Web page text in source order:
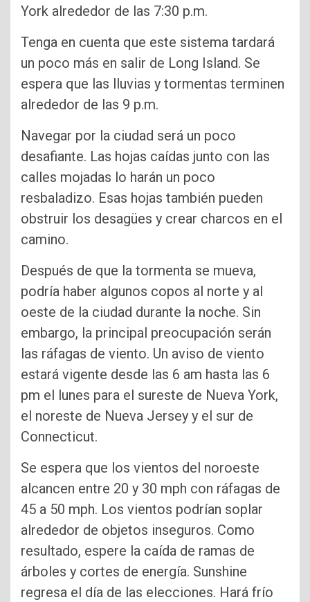
York alrededor de las 7:30 p.m.
Tenga en cuenta que este sistema tardará
un poco más en salir de Long Island. Se
espera que las lluvias y tormentas terminen
alrededor de las 9 p.m.
Navegar por la ciudad será un poco
desafiante. Las hojas caídas junto con las
calles mojadas lo harán un poco
resbaladizo. Esas hojas también pueden
obstruir los desagües y crear charcos en el
camino.
Después de que la tormenta se mueva,
podría haber algunos copos al norte y al
oeste de la ciudad durante la noche. Sin
embargo, la principal preocupación serán
las ráfagas de viento. Un aviso de viento
estará vigente desde las 6 am hasta las 6
pm el lunes para el sureste de Nueva York,
el noreste de Nueva Jersey y el sur de
Connecticut.
Se espera que los vientos del noroeste
alcancen entre 20 y 30 mph con ráfagas de
45 a 50 mph. Los vientos podrían soplar
alrededor de objetos inseguros. Como
resultado, espere la caída de ramas de
árboles y cortes de energía. Sunshine
regresa el día de las elecciones. Hará frío